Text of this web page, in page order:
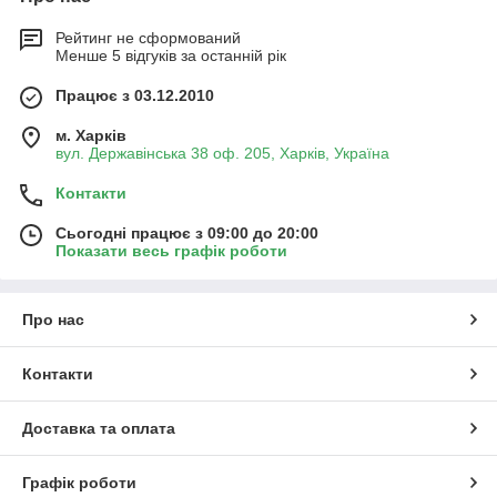
Рейтинг не сформований
Менше 5 відгуків за останній рік
Працює з 03.12.2010
м. Харків
вул. Державінська 38 оф. 205, Харків, Україна
Контакти
Сьогодні працює з 09:00 до 20:00
Показати весь графік роботи
Про нас
Контакти
Доставка та оплата
Графік роботи